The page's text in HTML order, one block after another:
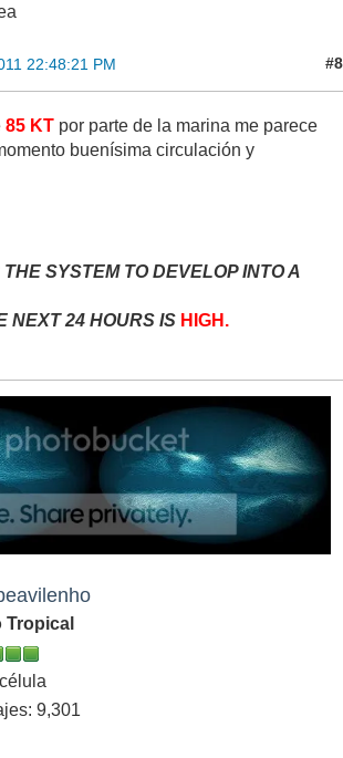
22:48:21 PM #8
85 KT por parte de la marina me parece
buenísima circulación y
SYSTEM TO DEVELOP INTO A
NEXT 24 HOURS IS HIGH.
Tropical
9,301